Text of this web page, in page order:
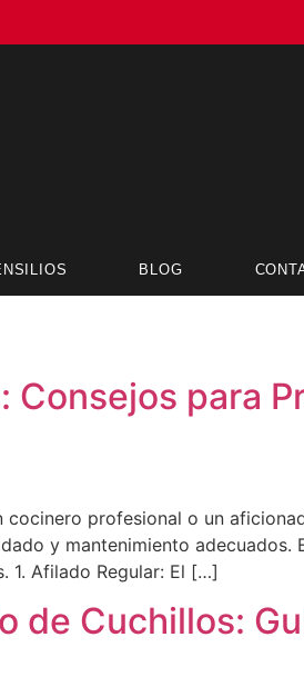
BLOG
para
profesional o un
y mantenimiento adecuados.
1. Afilado Regular: El […]
de Cuchillos: